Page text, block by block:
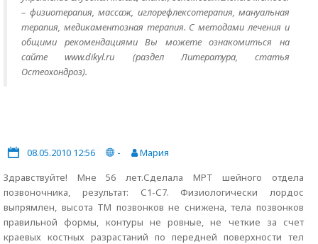
– физиотерапия, массаж, иглорефлексотерапия, мануальная
терапия, медикаментозная терапия. С методами лечения и
общими рекомендациями Вы можете ознакомиться на
сайте www.dikyl.ru (раздел Литература, статья
Остеохондроз).
08.05.2010 12:56 -
Мария
Здравствуйте! Мне 56 лет.Сделала МРТ шейного отдела
позвоночника, результат: С1-С7. Физиологически лордос
выпрямлен, высота ТМ позвонков не снижена, тела позвонков
правильной формы, контуры не ровные, не четкие за счет
краевых костных разрастаний по передней поверхности тел